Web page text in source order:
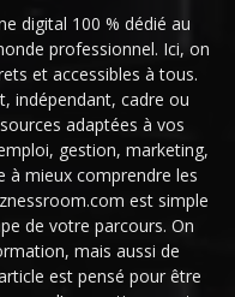
digital 100 % dédié au
professionnel. Ici, on
et accessibles à tous.
indépendant, cadre ou
adaptées à vos
gestion, marketing,
à mieux comprendre les
est simple
de votre parcours. On
mais aussi de
est pensé pour être